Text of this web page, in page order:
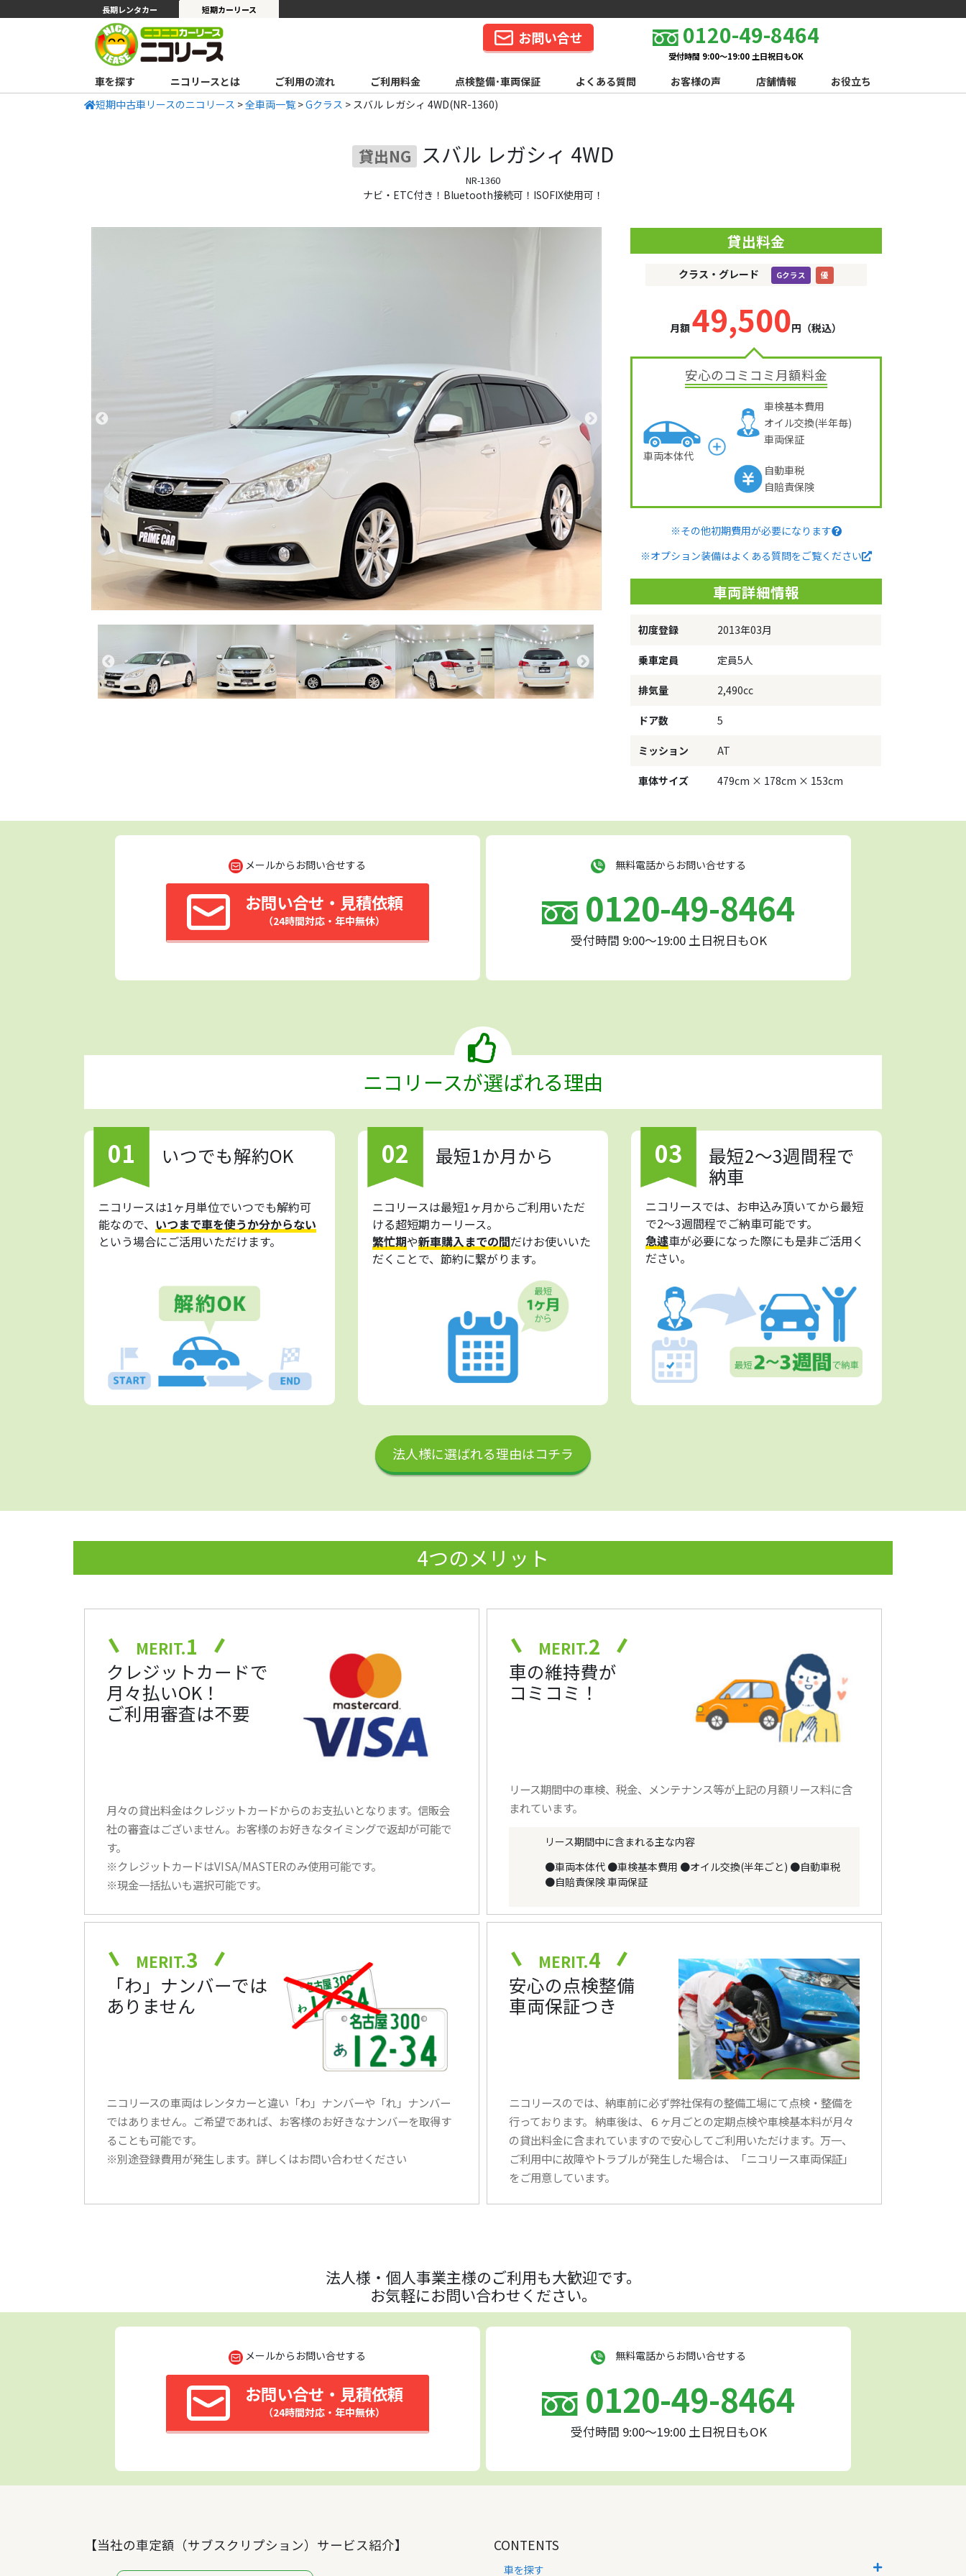
長期レンタカー 短期カーリース
お問い合せ 0120-49-8464
受付時間 9:00～19:00 土日祝日もOK
車を探す ニコリースとは ご利用の流れ ご利用料金 点検整備･車両保証 よくある質問 お客様の声 店舗情報
お役立ち
短期中古車リースのニコリース >全車両一覧 >Gクラス > スバル レガシィ 4WD(NR-1360)
貸出NG スバル レガシィ 4WD
NR-1360
ナビ・ETC付き！Bluetooth接続可！ISOFIX使用可！
貸出料金
クラス・グレード Gクラス 優
月額49,500円（税込）
安心のコミコミ月額料金
車両本体代
車検基本費用
オイル交換(半年毎)
車両保証
自動車税
自賠責保険
※その他初期費用が必要になります
※オプション装備はよくある質問をご覧ください
車両詳細情報
初度登録 2013年03月
乗車定員 定員5人
排気量 2,490cc
ドア数 5
ミッション AT
車体サイズ 479cm × 178cm × 153cm
メールからお問い合せする
お問い合せ・見積依頼
（24時間対応・年中無休）
無料電話からお問い合せする
0120-49-8464
受付時間 9:00～19:00 土日祝日もOK
ニコリースが選ばれる理由
01 いつでも解約OK
ニコリースは1ヶ月単位でいつでも解約可
能なので、 いつまで車を使うか分からない
という場合にご活用いただけます。
02 最短1か月から
ニコリースは最短1ヶ月からご利用いただ
ける超短期カーリース。
繁忙期や新車購入までの間だけお使いいた
だくことで、節約に繋がります。
03
最短2～3週間程で
納車
ニコリースでは、お申込み頂いてから最短
で2～3週間程でご納車可能です。
急遽車が必要になった際にも是非ご活用く
ださい。
法人様に選ばれる理由はコチラ
4つのメリット
MERIT.1
クレジットカードで
月々払いOK！
ご利用審査は不要
月々の貸出料金はクレジットカードからのお支払いとなります。信販会
社の審査はございません。お客様のお好きなタイミングで返却が可能で
す。
※クレジットカードはVISA/MASTERのみ使用可能です。
※現金一括払いも選択可能です。
MERIT.2
車の維持費が
コミコミ！
リース期間中の車検、税金、メンテナンス等が上記の月額リース料に含
まれています。
リース期間中に含まれる主な内容
●車両本体代 ●車検基本費用 ●オイル交換(半年ごと) ●自動車税
●自賠責保険車両保証
MERIT.3
「わ」ナンバーでは
ありません
ニコリースの車両はレンタカーと違い「わ」ナンバーや「れ」ナンバー
ではありません。ご希望であれば、お客様のお好きなナンバーを取得す
ることも可能です。
※別途登録費用が発生します。詳しくはお問い合わせください
MERIT.4
安心の点検整備
車両保証つき
ニコリースのでは、納車前に必ず弊社保有の整備工場にて点検・整備を
行っております。 納車後は、６ヶ月ごとの定期点検や車検基本料が月々
の貸出料金に含まれていますので安心してご利用いただけます。万一、
ご利用中に故障やトラブルが発生した場合は、「ニコリース車両保証」
をご用意しています。
法人様・個人事業主様のご利用も大歓迎です。
お気軽にお問い合わせください。
メールからお問い合せする
お問い合せ・見積依頼
（24時間対応・年中無休）
無料電話からお問い合せする
0120-49-8464
受付時間 9:00～19:00 土日祝日もOK
【当社の車定額（サブスクリプション）サービス紹介】 CONTENTS
車を探す